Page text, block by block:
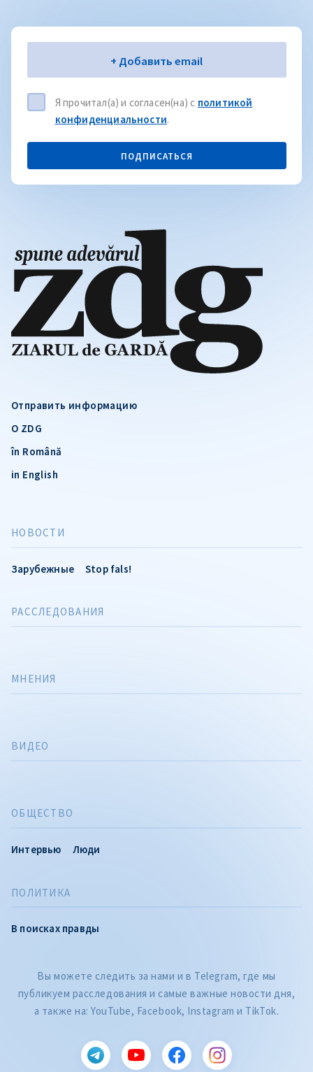
Отправить информацию
О ZDG
în Română
in English
НОВОСТИ
Зарубежные Stop fals!
ПОЛИТИКА
В поисках правды
РАССЛЕДОВАНИЯ
ОБЩЕСТВО
Интервью Люди
МНЕНИЯ
ВИДЕО
Электронная почта+ Добавить email
Я прочитал(а) и согласен(на) с политикой
конфиденциальности.
ПОДПИСАТЬСЯ
Вы можете следить за нами и в Telegram, где мы
публикуем расследования и самые важные новости дня,
а также на: YouTube, Facebook, Instagram и TikTok.